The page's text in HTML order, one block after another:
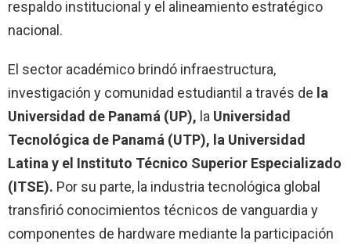
respaldo institucional y el alineamiento estratégico
nacional.
El sector académico brindó infraestructura,
investigación y comunidad estudiantil a través de la
Universidad de Panamá (UP), la Universidad
Tecnológica de Panamá (UTP), la Universidad
Latina y el Instituto Técnico Superior Especializado
(ITSE). Por su parte, la industria tecnológica global
transfirió conocimientos técnicos de vanguardia y
componentes de hardware mediante la participación